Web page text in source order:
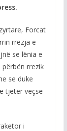
Forcat
rrezja e
se lënia e
rrezik
se duke
tjetër veçse
i